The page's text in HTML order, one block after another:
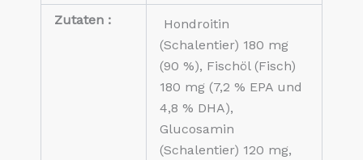
Zutaten :
Hondroitin
(Schalentier) 180 mg
(90 %), Fischöl (Fisch)
180 mg (7,2 % EPA und
4,8 % DHA),
Glucosamin
(Schalentier) 120 mg,